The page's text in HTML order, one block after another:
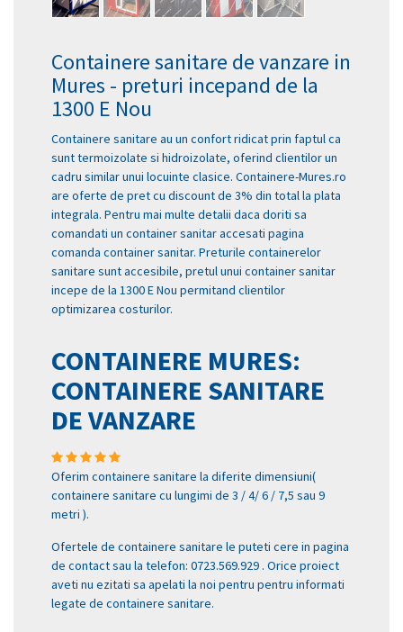
Containere sanitare de vanzare in
Mures - preturi incepand de la
1300 E Nou
Containere sanitare au un confort ridicat prin faptul ca
sunt termoizolate si hidroizolate, oferind clientilor un
cadru similar unui locuinte clasice. Containere-Mures.ro
are oferte de pret cu discount de 3% din total la plata
integrala. Pentru mai multe detalii daca doriti sa
comandati un container sanitar accesati pagina
comanda container sanitar. Preturile containerelor
sanitare sunt accesibile, pretul unui container sanitar
incepe de la 1300 E Nou permitand clientilor
optimizarea costurilor.
CONTAINERE MURES:
CONTAINERE SANITARE
DE VANZARE
Oferim containere sanitare la diferite dimensiuni(
containere sanitare cu lungimi de 3 / 4/ 6 / 7,5 sau 9
metri ).
Ofertele de containere sanitare le puteti cere in pagina
de contact sau la telefon: 0723.569.929 . Orice proiect
aveti nu ezitati sa apelati la noi pentru pentru informati
legate de containere sanitare.